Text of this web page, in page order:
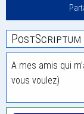
PostScriptum
A mes amis qui
vous voulez)